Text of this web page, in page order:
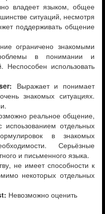
владеет языком, общее
ситуаций, несмотря
поддерживать общение
ограничено знакомыми
в понимании и
использовать
Выражает и понимает
знакомых ситуациях.
реальное общение,
испоьзованием отдельных
в знакомых
Серьёзные
и письменного языка.
не имеет способности к
некоторых отдельных
Невозможно оценить